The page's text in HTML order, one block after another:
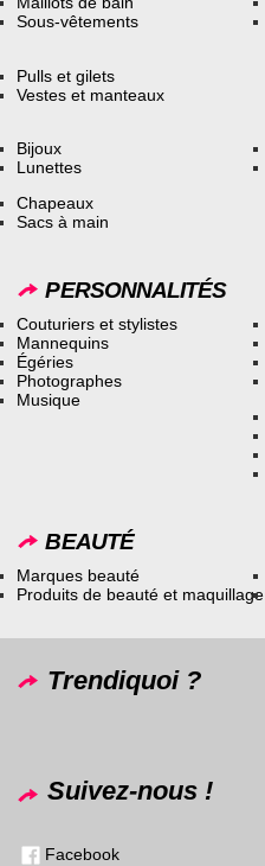
Sous-vêtements
Pulls et gilets
Vestes et manteaux
Bijoux
Lunettes
Chapeaux
Sacs à main
PERSONNALITÉS
Couturiers et stylistes
Mannequins
Égéries
Photographes
Musique
BEAUTÉ
Marques beauté
Produits de beauté et maquillage
Trendiquoi ?
Suivez-nous !
Facebook